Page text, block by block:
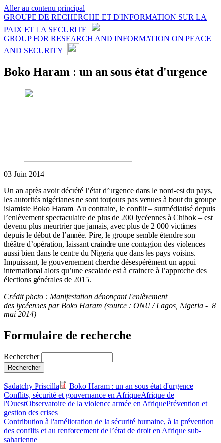
Aller au contenu principal
GROUPE DE RECHERCHE ET D'INFORMATION SUR LA
PAIX ET LA SECURITE
GROUP FOR RESEARCH AND INFORMATION ON PEACE
AND SECURITY
Boko Haram : un an sous état d'urgence
03 Juin 2014
Un an après avoir décrété l’état d’urgence dans le nord-est du pays,
les autorités nigérianes ne sont toujours pas venues à bout du groupe
islamiste Boko Haram. Au contraire, le conflit – surmédiatisé depuis
l’enlèvement spectaculaire de plus de 200 lycéennes à Chibok – est
devenu plus meurtrier que jamais, avec plus de 2 000 victimes
depuis le début de l’année. Pire, le groupe semble étendre son
théâtre d’opération, laissant craindre une contagion des violences
aussi bien dans le centre du Nigeria que dans les pays voisins.
Impuissant, le gouvernement cherche désespérément un appui
international alors qu’une escalade est à craindre à l’approche des
élections générales de 2015.
Crédit photo : Manifestation dénonçant l'enlèvement
des lycéennes par Boko Haram (source : ONU / Lagos, Nigeria - 8
mai 2014)
Formulaire de recherche
Rechercher
Sadatchy Priscilla
Boko Haram : un an sous état d'urgence
Conflits, sécurité et gouvernance en AfriqueAfrique de
l'OuestObservatoire de la violence armée en AfriquePrévention et
gestion des crises
Contribution à l'amélioration de la sécurité humaine, à la prévention
des conflits et au renforcement de l’état de droit en Afrique sub-
saharienne